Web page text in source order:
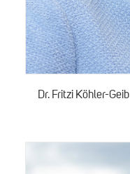
Dr. Fritzi Köhler-Geib